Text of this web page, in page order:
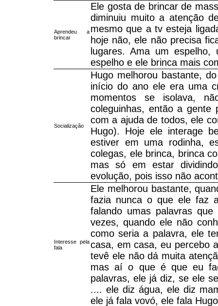
Aprendeu a
brincar
Ele gosta de brincar de
diminuiu muito a atenção
mesmo que a tv esteja
hoje não, ele não precisa
lugares. Ama um
espelho e ele brinca mais
Socialização
Hugo melhorou bastante,
início do ano ele era uma
momentos se isolava,
coleguinhas, então a gente
com a ajuda de todos, ele
Hugo). Hoje ele interage
estiver em uma rodinha,
colegas, ele brinca, brinca
mas só em estar
evolução, pois isso não
Interesse pela
fala
Ele melhorou bastante,
fazia nunca o que ele faz
falando umas palavras
vezes, quando ele não
como seria a palavra, ele
casa, em casa, eu percebo
tevê ele não dá muita
mas aí o que é que eu
palavras, ele já diz, se ele
.... ele diz água, ele diz
ele já fala vovó, ele fala